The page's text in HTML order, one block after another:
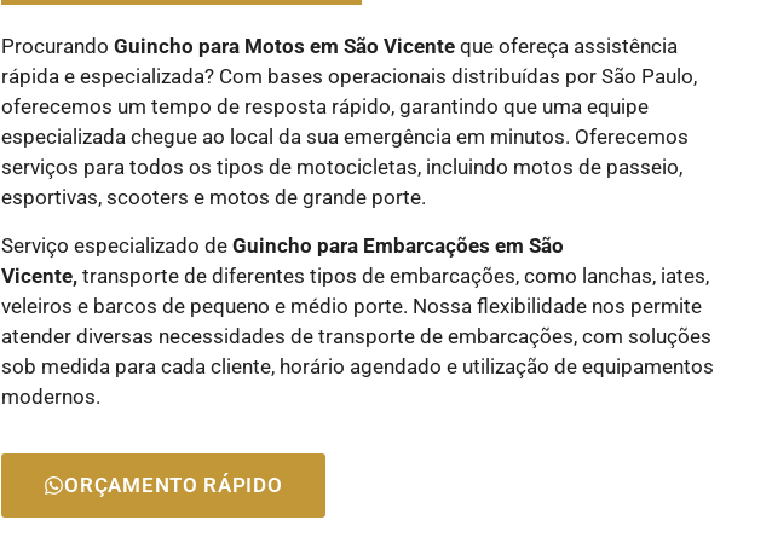
ProcurandoGuincho para Motos em São Vicente que ofereça assistência
rápida e especializada? Com bases operacionais distribuídas por São Paulo,
oferecemos um tempo de resposta rápido, garantindo que uma equipe
especializada chegue ao local da sua emergência em minutos. Oferecemos
serviços para todos os tipos de motocicletas, incluindo motos de passeio,
esportivas, scooters e motos de grande porte.
Serviço especializado deGuincho para Embarcações em São
Vicente,transporte de diferentes tipos de embarcações, como lanchas, iates,
veleiros e barcos de pequeno e médio porte. Nossa flexibilidade nos permite
atender diversas necessidades de transporte de embarcações, com soluções
sob medida para cada cliente, horário agendado e utilização de equipamentos
modernos.
ORÇAMENTO RÁPIDO